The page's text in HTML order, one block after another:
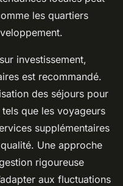
les quartiers
investissement,
est recommandé.
des séjours pour
que les voyageurs
supplémentaires
Une approche
rigoureuse
aux fluctuations